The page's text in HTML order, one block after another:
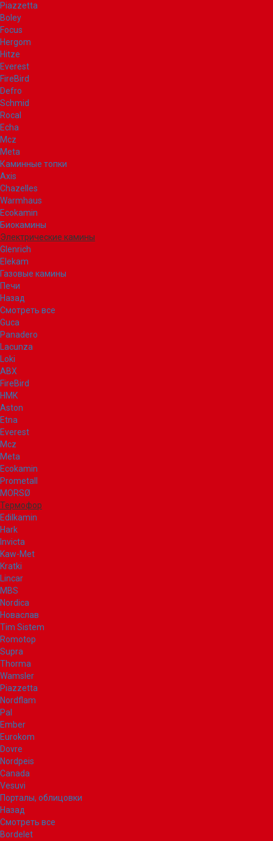
Piazzetta
Boley
Focus
Hergom
Hitze
Everest
FireBird
Defro
Schmid
Rocal
Echa
Mcz
Meta
Каминные топки
Axis
Chazelles
Warmhaus
Ecokamin
Биокамины
Электрические камины
Glenrich
Elekam
Газовые камины
Печи
Назад
Смотреть все
Guca
Panadero
Lacunza
Loki
ABX
FireBird
НМК
Aston
Etna
Everest
Mcz
Meta
Ecokamin
Prometall
MORSØ
Термофор
Edilkamin
Hark
Invicta
Kaw-Met
Kratki
Lincar
MBS
Nordica
Новаслав
Tim Sistem
Romotop
Supra
Thorma
Wamsler
Piazzetta
Nordflam
Pal
Ember
Eurokom
Dovre
Nordpeis
Canada
Vesuvi
Порталы, облицовки
Назад
Смотреть все
Bordelet